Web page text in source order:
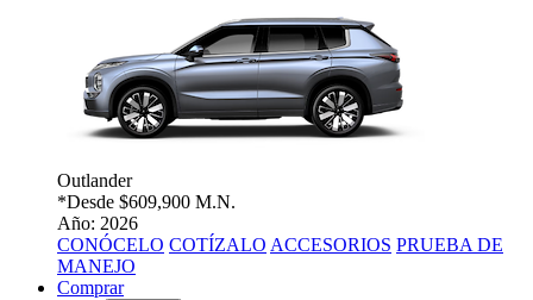
Outlander
*Desde $609,900 M.N.
Año: 2026
CONÓCELO COTÍZALO ACCESORIOS PRUEBA DE
MANEJO
Comprar